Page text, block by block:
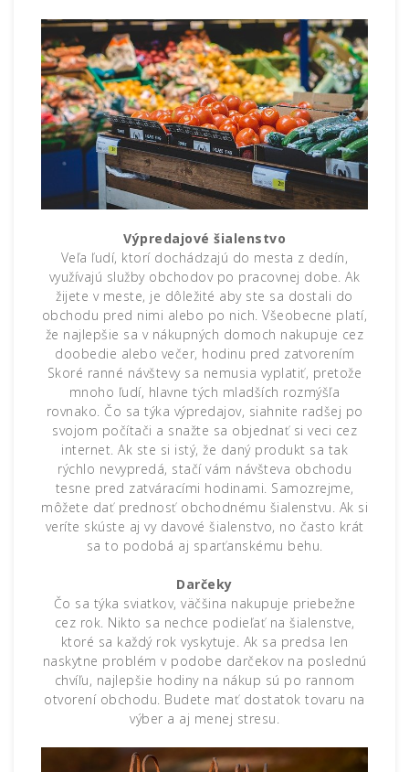
Výpredajové šialenstvo
Veľa ľudí, ktorí dochádzajú do mesta z dedín,
využívajú služby obchodov po pracovnej dobe. Ak
žijete v meste, je dôležité aby ste sa dostali do
obchodu pred nimi alebo po nich. Všeobecne platí,
že najlepšie sa v nákupných domoch nakupuje cez
doobedie alebo večer, hodinu pred zatvorením
Skoré ranné návštevy sa nemusia vyplatiť, pretože
mnoho ľudí, hlavne tých mladších rozmýšľa
rovnako. Čo sa týka výpredajov, siahnite radšej po
svojom počítači a snažte sa objednať si veci cez
internet. Ak ste si istý, že daný produkt sa tak
rýchlo nevypredá, stačí vám návšteva obchodu
tesne pred zatváracími hodinami. Samozrejme,
môžete dať prednosť obchodnému šialenstvu. Ak si
veríte skúste aj vy davové šialenstvo, no často krát
sa to podobá aj sparťanskému behu.
Darčeky
Čo sa týka sviatkov, väčšina nakupuje priebežne
cez rok. Nikto sa nechce podieľať na šialenstve,
ktoré sa každý rok vyskytuje. Ak sa predsa len
naskytne problém v podobe darčekov na poslednú
chvíľu, najlepšie hodiny na nákup sú po rannom
otvorení obchodu. Budete mať dostatok tovaru na
výber a aj menej stresu.